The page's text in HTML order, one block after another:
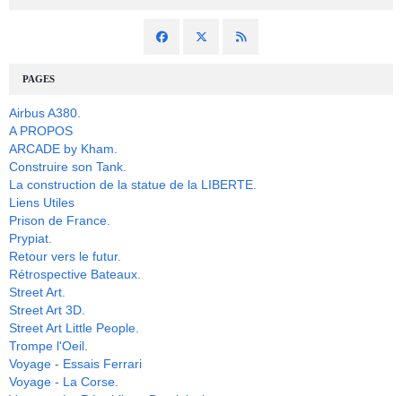
PAGES
Airbus A380.
A PROPOS
ARCADE by Kham.
Construire son Tank.
La construction de la statue de la LIBERTE.
Liens Utiles
Prison de France.
Prypiat.
Retour vers le futur.
Rétrospective Bateaux.
Street Art.
Street Art 3D.
Street Art Little People.
Trompe l'Oeil.
Voyage - Essais Ferrari
Voyage - La Corse.